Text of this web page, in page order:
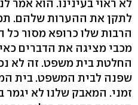
לא ראוי בעינינו. הוא אמר
לתקן את ההערות שלהם.
הרבות שלו כרופא מסור כל
מכבי מציגה את הדברים
החלטת בית משפט. זה לא
שפנה לבית המשפט. בית
זמני. המאבק שלנו לא יגמר